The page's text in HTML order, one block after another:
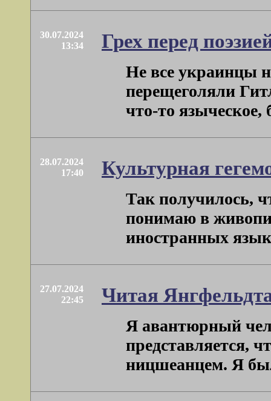
30.07.2024
13:34
Грех перед
Не все украинцы
перещеголяли
что-то языческое,
28.07.2024
17:40
Культурная
Так получилось,
понимаю в
иностранных
27.07.2024
22:45
Читая
Я авантюрный
представляется,
ницшеанцем. Я